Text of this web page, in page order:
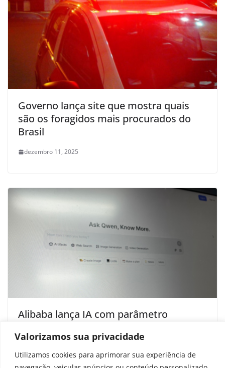
Valorizamos sua privacidade
Utilizamos cookies para aprimorar sua experiência de
Governo lança site que mostra quais
são os foragidos mais procurados do
Brasil
dezembro 11, 2025
Alibaba lança IA com parâmetro
ChatGPT
setembro 8, 2025